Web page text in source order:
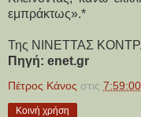
εμπράκτως».*
Της ΝΙΝΕΤΤΑΣ
Πηγή: enet.gr
Πέτρος Κάνος στις 7:59:00
Κοινή χρήση